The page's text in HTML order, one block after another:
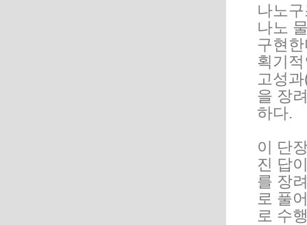
나노
나노
구현
획기
고성
을 장
하다.
이 단
진 답
를 장
로 풀
로 수